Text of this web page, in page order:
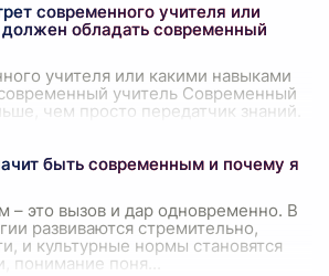
современного учителя или
обладать современный
учителя или какими навыками
учитель Современный
чем просто передатчик знаний.
наставника
быть современным и почему я
– это вызов и дар одновременно. В
развиваются стремительно,
и культурные нормы становятся
понимание поня